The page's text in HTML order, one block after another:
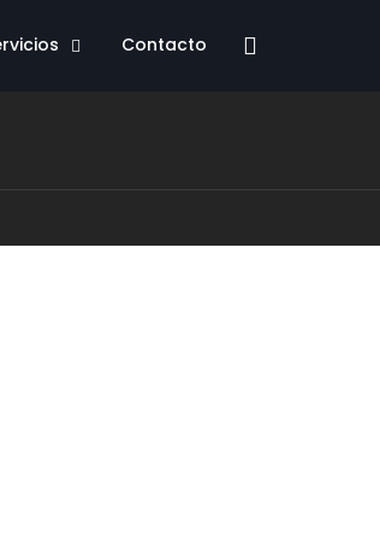
Contacto